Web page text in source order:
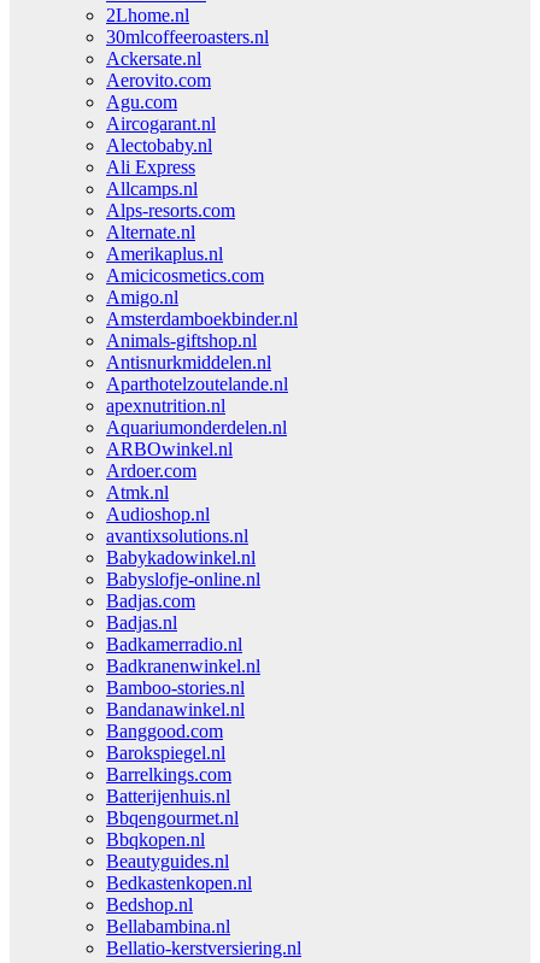
2Lhome.nl
30mlcoffeeroasters.nl
Ackersate.nl
Aerovito.com
Agu.com
Aircogarant.nl
Alectobaby.nl
Ali Express
Allcamps.nl
Alps-resorts.com
Alternate.nl
Amerikaplus.nl
Amicicosmetics.com
Amigo.nl
Amsterdamboekbinder.nl
Animals-giftshop.nl
Antisnurkmiddelen.nl
Aparthotelzoutelande.nl
apexnutrition.nl
Aquariumonderdelen.nl
ARBOwinkel.nl
Ardoer.com
Atmk.nl
Audioshop.nl
avantixsolutions.nl
Babykadowinkel.nl
Babyslofje-online.nl
Badjas.com
Badjas.nl
Badkamerradio.nl
Badkranenwinkel.nl
Bamboo-stories.nl
Bandanawinkel.nl
Banggood.com
Barokspiegel.nl
Barrelkings.com
Batterijenhuis.nl
Bbqengourmet.nl
Bbqkopen.nl
Beautyguides.nl
Bedkastenkopen.nl
Bedshop.nl
Bellabambina.nl
Bellatio-kerstversiering.nl